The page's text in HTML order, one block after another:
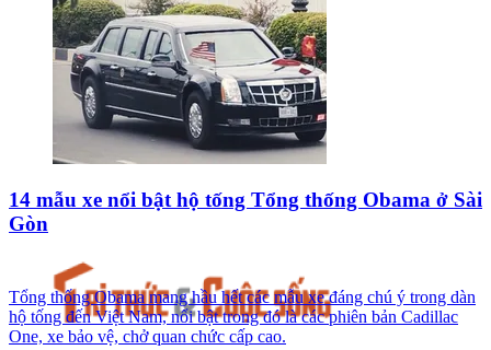
14 mẫu xe nổi bật hộ tống Tổng thống Obama ở Sài
Gòn
Tổng thống Obama mang hầu hết các mẫu xe đáng chú ý trong dàn
hộ tống đến Việt Nam, nổi bật trong đó là các phiên bản Cadillac
One, xe bảo vệ, chở quan chức cấp cao.